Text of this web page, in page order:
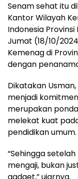
Senam sehat itu
Kantor Wilayah
Indonesia Provinsi
Jumat (18/10/
Kemenag di
dengan
Dikatakan
menjadi
merupakan
melekat kuat
pendidikan umum.
“Sehingga
mengaji, bukan